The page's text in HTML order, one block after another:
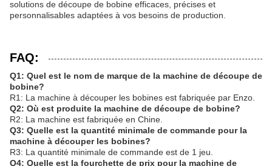
solutions de découpe de bobine efficaces, précises et
personnalisables adaptées à vos besoins de production.
FAQ:
Q1: Quel est le nom de marque de la machine de découpe de
bobine?
R1: La machine à découper les bobines est fabriquée par Enzo.
Q2: Où est produite la machine de découpe de bobine?
R2: La machine est fabriquée en Chine.
Q3: Quelle est la quantité minimale de commande pour la
machine à découper les bobines?
R3: La quantité minimale de commande est de 1 jeu.
Q4: Quelle est la fourchette de prix pour la machine de